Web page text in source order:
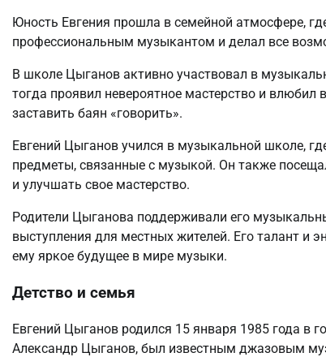
Юность Евгения прошла в семейной атмосфере,
профессиональным музыкантом и делал все
В школе Цыганов активно участвовал в
тогда проявил невероятное мастерство и
заставить баян «говорить».
Евгений Цыганов учился в музыкальной школе,
предметы, связанные с музыкой. Он также
и улучшать свое мастерство.
Родители Цыганова поддерживали его
выступления для местных жителей. Его талант и
ему яркое будущее в мире музыки.
Детство и семья
Евгений Цыганов родился 15 января 1985 года в
Александр Цыганов, был известным джазовым